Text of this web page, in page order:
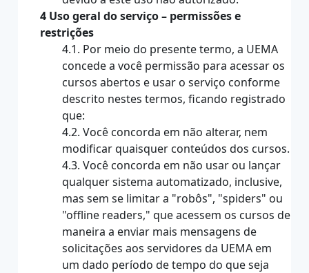
4 Uso geral do serviço – permissões e
restrições
4.1. Por meio do presente termo, a UEMA
concede a você permissão para acessar os
cursos abertos e usar o serviço conforme
descrito nestes termos, ficando registrado
que:
4.2. Você concorda em não alterar, nem
modificar quaisquer conteúdos dos cursos.
4.3. Você concorda em não usar ou lançar
qualquer sistema automatizado, inclusive,
mas sem se limitar a "robôs", "spiders" ou
"offline readers," que acessem os cursos de
maneira a enviar mais mensagens de
solicitações aos servidores da UEMA em
um dado período de tempo do que seja